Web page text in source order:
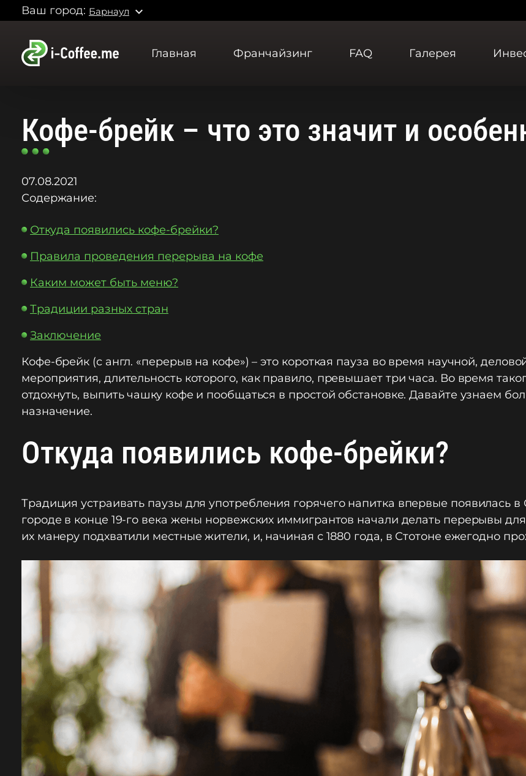
Ваш город: Барнаул expand_more
Главная Франчайзинг FAQ Галерея
Кофе-брейк – что это значит и
07.08.2021
Содержание:
Откуда появились кофе-брейки?
Правила проведения перерыва на кофе
Каким может быть меню?
Традиции разных стран
Заключение
Кофе-брейк (с англ. «перерыв на кофе») – это короткая пауза во время научной,
мероприятия, длительность которого, как правило, превышает три часа. Во время
отдохнуть, выпить чашку кофе и пообщаться в простой обстановке. Давайте узнаем
назначение.
Откуда появились кофе-брейки?
Традиция устраивать паузы для употребления горячего напитка впервые появилась
городе в конце 19-го века жены норвежских иммигрантов начали делать перерывы
их манеру подхватили местные жители, и, начиная с 1880 года, в Стотоне ежегодно